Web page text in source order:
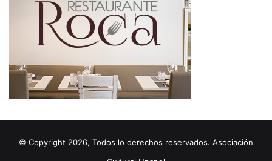
© Copyright 2026, Todos lo derechos reservados. Asociación